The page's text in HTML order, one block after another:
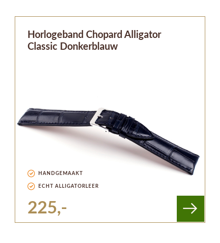
Horlogeband Chopard Alligator
Classic Donkerblauw
HANDGEMAAKT
ECHT ALLIGATORLEER
225,-